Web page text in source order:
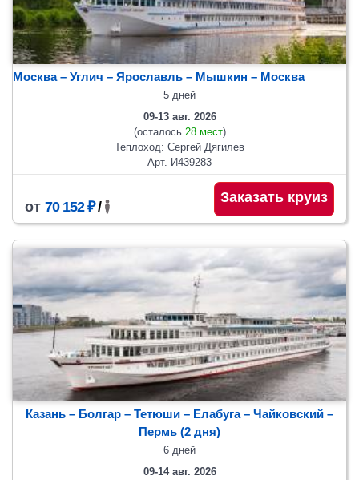
Москва – Углич – Ярославль – Мышкин – Москва
5 дней
09-13 авг. 2026
(осталось 28 мест)
Теплоход: Сергей Дягилев
Арт. И439283
от 70 152 ₽/
Заказать круиз
Казань – Болгар – Тетюши – Елабуга – Чайковский –
Пермь (2 дня)
6 дней
09-14 авг. 2026